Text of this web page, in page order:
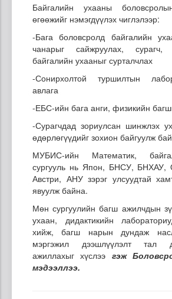
Байгалийн ухааны
өгөөжийг нэмэгдүүлэх чиглэлээр:
-Бага боловсролд байгалийн
чанарыг сайжруулах,
байгалийн ухааныг сурталчлах
-Сонирхолтой туршилтын
авлага
-ЕБС-ийн бага анги, физикийн
-Сурагчдад зориулсан шинжлэх
өдөрлөгүүдийг зохион байгуулж
МУБИС-ийн Математик,
сургууль нь Япон, БНСУ, БНХАУ,
Австри, АНУ зэрэг улсуудтай
явуулж байна.
Мөн сургуулийн багш ажилчдын
ухаан, дидактикийн
хийж, багш нарын дундаж
мэргэжил дээшлүүлэлт тал
ажиллахыг хүслээ гэж
мэдээллээ.